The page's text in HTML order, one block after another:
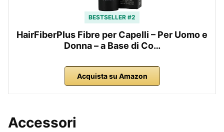
BESTSELLER #2
HairFiberPlus Fibre per Capelli – Per Uomo e
Donna – a Base di Co…
Acquista su Amazon
Accessori